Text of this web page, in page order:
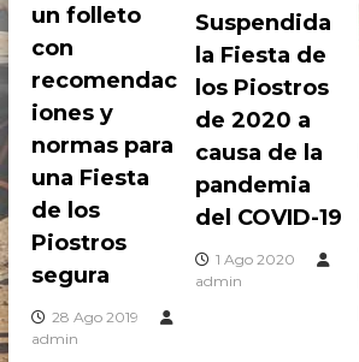
un folleto
con
recomendac
iones y
normas para
una Fiesta
de los
Piostros
segura
28 Ago 2019
admin
Suspendida
la Fiesta de
los Piostros
de 2020 a
causa de la
pandemia
del COVID-19
1 Ago 2020
admin